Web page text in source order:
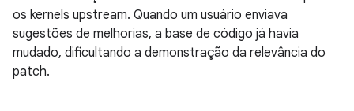
os kernels upstream. Quando um usuário enviava
sugestões de melhorias, a base de código já havia
mudado, dificultando a demonstração da relevância do
patch.